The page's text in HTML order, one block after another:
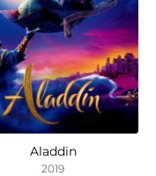
Aladdin
2019